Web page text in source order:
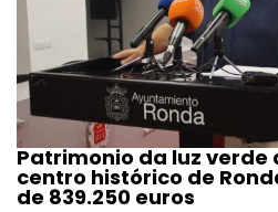
Patrimonio da luz verde
centro histórico de
de 839.250 euros